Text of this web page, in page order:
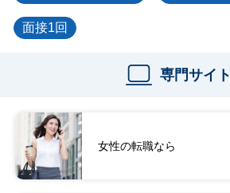
面接1回
専門サイト
女性の転職なら